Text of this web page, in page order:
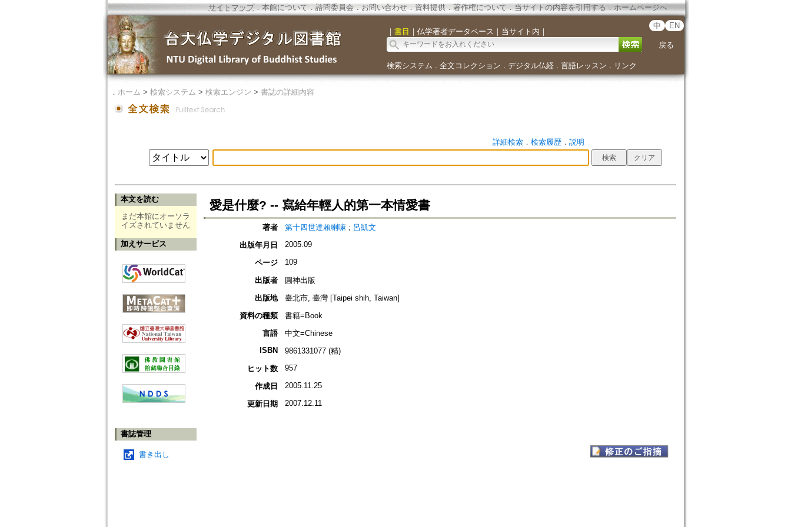
サイトマップ．本館について ． 諮問委員会． お問い合わせ． 資料提供． 著作権について．当サイトの内容を引用する ． ホームページへ
｜ 書目 ｜ 仏学著者データベース ｜ 当サイト内 ｜
中 EN
戻る
検索システム ． 全文コレクション ． デジタル仏経． 言語レッスン ． リンク
． ホーム > 検索システム > 検索エンジン > 書誌の詳細内容
詳細検索． 検索履歴． 説明
本文を読む
まだ本館にオーソラ
イズされていません
加えサービス
書誌管理
書き出し
愛是什麼? -- 寫給年輕人的第一本情愛書
著者 第十四世達賴喇嘛; 呂凱文
出版年月日
2005.09
ページ 109
出版者
圓神出版
出版地
臺北市, 臺灣 [Taipei shih, Taiwan]
資料の種類
書籍=Book
言語
中文=Chinese
ISBN
9861331077 (精)
ヒット数
957
作成日 2005.11.25
更新日期 2007.12.11